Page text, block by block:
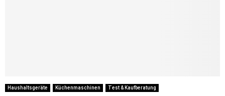
Haushaltsgeräte Küchenmaschinen Test & Kaufberatung